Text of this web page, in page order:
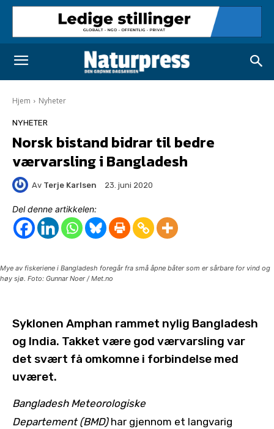
Hjem Nyheter
NYHETER
Norsk bistand bidrar til bedre
værvarsling i Bangladesh
Av Terje Karlsen 23. juni 2020
Del denne artikkelen:
Mye av fiskeriene i Bangladesh foregår fra små åpne båter som er sårbare for vind og
høy sjø. Foto: Gunnar Noer / Met.no
Syklonen Amphan rammet nylig Bangladesh
og India. Takket være god værvarsling var
det svært få omkomne i forbindelse med
uværet.
Bangladesh Meteorologiske
Departement (BMD) har gjennom et langvarig